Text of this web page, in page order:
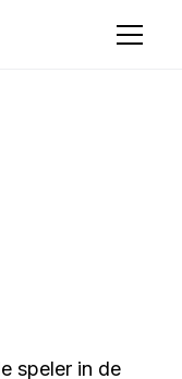
speler in de